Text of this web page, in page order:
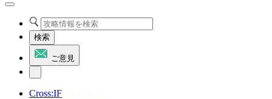
検索
ご意見
Cross:IF